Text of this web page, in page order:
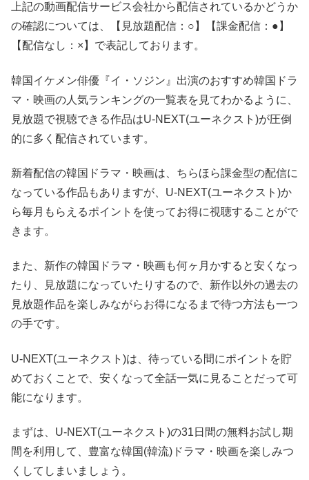
上記の動画配信サービス会社から配信されているかどうか
の確認については、【見放題配信：○】【課金配信：●】
【配信なし：×】で表記しております。
韓国イケメン俳優『イ・ソジン』出演のおすすめ韓国ドラ
マ・映画の人気ランキングの一覧表を見てわかるように、
見放題で視聴できる作品はU-NEXT(ユーネクスト)が圧倒
的に多く配信されています。
新着配信の韓国ドラマ・映画は、ちらほら課金型の配信に
なっている作品もありますが、U-NEXT(ユーネクスト)か
ら毎月もらえるポイントを使ってお得に視聴することがで
きます。
また、新作の韓国ドラマ・映画も何ヶ月かすると安くなっ
たり、見放題になっていたりするので、新作以外の過去の
見放題作品を楽しみながらお得になるまで待つ方法も一つ
の手です。
U-NEXT(ユーネクスト)は、待っている間にポイントを貯
めておくことで、安くなって全話一気に見ることだって可
能になります。
まずは、U-NEXT(ユーネクスト)の31日間の無料お試し期
間を利用して、豊富な韓国(韓流)ドラマ・映画を楽しみつ
くしてしまいましょう。